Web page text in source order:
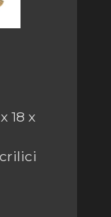
18 x